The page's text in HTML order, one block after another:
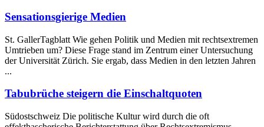
Sensationsgierige Medien
St. GallerTagblatt Wie gehen Politik und Medien mit rechtsextremen
Umtrieben um? Diese Frage stand im Zentrum einer Untersuchung
der Universität Zürich. Sie ergab, dass Medien in den letzten Jahren
...
Tabubrüche steigern die Einschaltquoten
Südostschweiz Die politische Kultur wird durch die oft